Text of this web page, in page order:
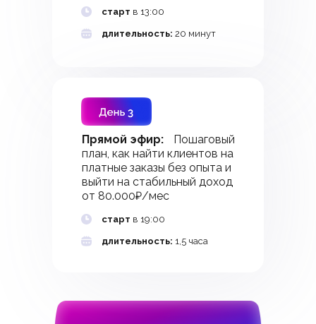
старт в 13:00
длительность: 20 минут
старт в 19:00
Прямой эфир:
Пошаговый
план, как найти клиентов на
платные заказы без опыта и
выйти на стабильный доход
от 80.000₽/мес
длительность: 1,5 часа